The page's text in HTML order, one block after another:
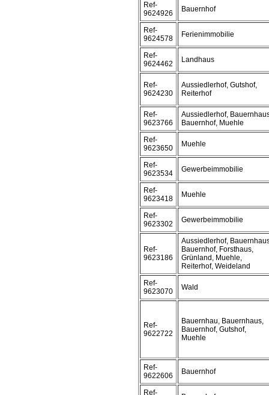
Ref-
9624926
Bauernhof
Ref-
9624578
Ferienimmobilie
Ref-
9624462
Landhaus
Ref-
9624230
Aussiedlerhof, Gutshof,
Reiterhof
Ref-
9623766
Aussiedlerhof,
Bauernhof, Muehle
Ref-
9623650
Muehle
Ref-
9623534
Gewerbeimmobilie
Ref-
9623418
Muehle
Ref-
9623302
Gewerbeimmobilie
Ref-
9623186
Aussiedlerhof,
Bauernhof, Forsthaus,
Grünland, Muehle,
Reiterhof, Weideland
Ref-
9623070
Wald
Ref-
9622722
Bauernhau, Bauernhaus,
Bauernhof, Gutshof,
Muehle
Ref-
9622606
Bauernhof
Ref-